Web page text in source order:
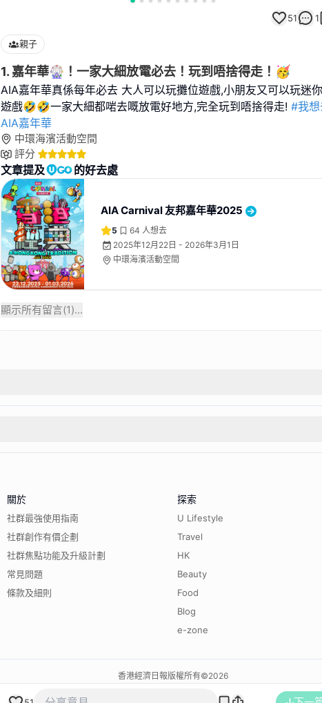
51 1
親子
1. 嘉年華🎡！一家大細放電必去！玩到唔捨得走！🥳
AIA嘉年華真係每年必去 大人可以玩攤位遊戲,小朋友又可以玩迷
遊戲🤣🤣一家大細都啱去嘅放電好地方,完全玩到唔捨得走! #我
AIA嘉年華
中環海濱活動空間
評分
文章提及 的好去處
AIA Carnival 友邦嘉年華2025
5 64 人想去
2025年12月22日 - 2026年3月1日
中環海濱活動空間
顯示所有留言(1)...
關於
社群最強使用指南
社群創作有價企劃
社群焦點功能及升級計劃
常見問題
條款及細則
探索
U Lifestyle
Travel
HK
Beauty
Food
Blog
e-zone
香港經濟日報版權所有©2026